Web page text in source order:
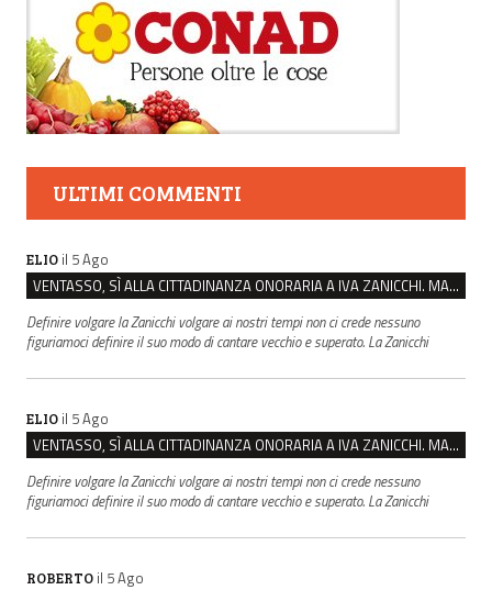
ULTIMI COMMENTI
ELIO il 5 Ago
VENTASSO, SÌ ALLA CITTADINANZA ONORARIA A IVA ZANICCHI. MA BARGIACCHI: “È DI PESSIMO GUSTO”
Definire volgare la Zanicchi volgare ai nostri tempi non ci crede nessuno
figuriamoci definire il suo modo di cantare vecchio e superato. La Zanicchi
ELIO il 5 Ago
VENTASSO, SÌ ALLA CITTADINANZA ONORARIA A IVA ZANICCHI. MA BARGIACCHI: “È DI PESSIMO GUSTO”
Definire volgare la Zanicchi volgare ai nostri tempi non ci crede nessuno
figuriamoci definire il suo modo di cantare vecchio e superato. La Zanicchi
ROBERTO il 5 Ago